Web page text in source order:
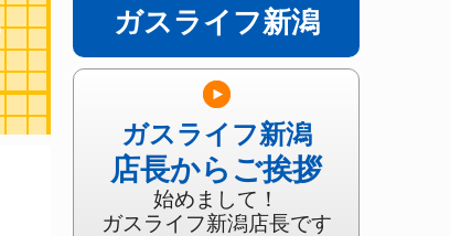
ガスライフ新潟
ガスライフ新潟
店長からご挨拶
始めまして！
ガスライフ新潟店長です